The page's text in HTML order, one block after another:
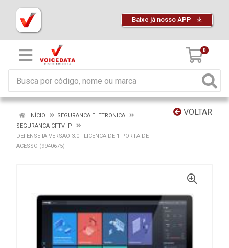
Baixe já nosso APP
0
VOLTAR
INÍCIO
SEGURANCA ELETRONICA
SEGURANCA CFTV IP
DEFENSE IA VERSAO 3.0 - LICENCA DE 1 PORTA DE
ACESSO (9940675)